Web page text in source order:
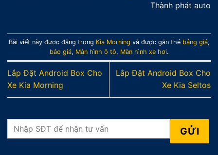
Thành phát auto
Bài viết này được đăng trong Kia Morning và được gắn thẻ bảng giá,
báo giá, Màn hình ô tô, Màn hình xe hơi.
Lắp Đặt Android Box Cho
Xe Kia Morning
Lắp Đặt Android Box Cho
Xe Kia Seltos